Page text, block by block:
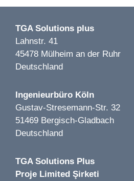
TGA Solutions plus
Lahnstr. 41
45478 Mülheim an der Ruhr
Deutschland
Ingenieurbüro Köln
Gustav-Stresemann-Str. 32
51469 Bergisch-Gladbach
Deutschland
TGA Solutions Plus
Proje Limited Şirketi